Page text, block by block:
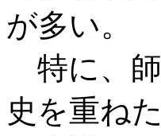
が多い。
特に、師
史を重ね